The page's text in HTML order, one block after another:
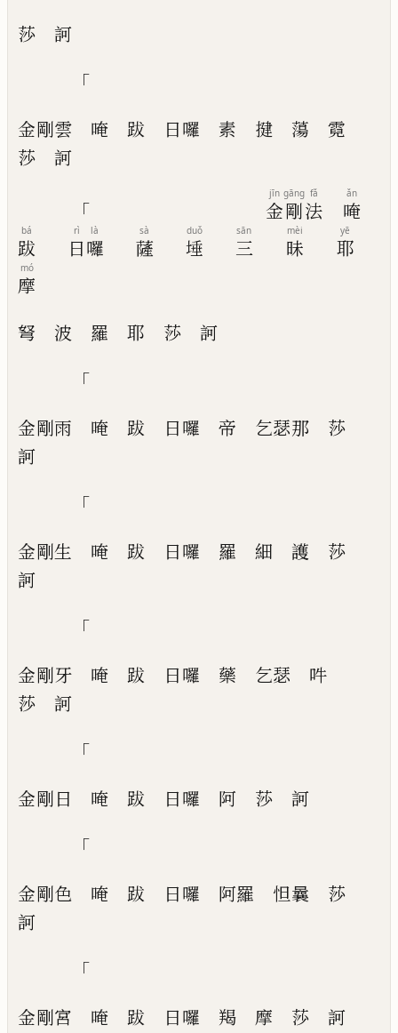
莎 訶
「
金剛雲 唵 跋 日囉 素 揵 蕩
霓
莎
訶
「 金
jīn
剛
gāng
法
fǎ
唵
ǎn
跋
bá
日
rì
囉
là
薩
sà
埵
duǒ
三
sān
昧
mèi
耶
yē
摩
mó
弩 波 羅 耶 莎 訶
「
金剛雨 唵 跋 日囉 帝 乞瑟那
莎
訶
「
金剛生 唵 跋 日囉 羅 細 護
莎
訶
「
金剛牙 唵 跋 日囉 藥 乞瑟
吽
莎
訶
「
金剛日 唵 跋 日囉 阿 莎 訶
「
金剛色 唵 跋 日囉 阿羅 怛曩
莎
訶
「
金剛宮 唵 跋 日囉 羯 摩 莎 訶